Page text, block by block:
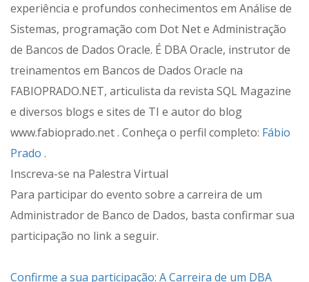
experiência e profundos conhecimentos em Análise de
Sistemas, programação com Dot Net e Administração
de Bancos de Dados Oracle. É DBA Oracle, instrutor de
treinamentos em Bancos de Dados Oracle na
FABIOPRADO.NET, articulista da revista SQL Magazine
e diversos blogs e sites de TI e autor do blog
www.fabioprado.net . Conheça o perfil completo: Fábio
Prado .
Inscreva-se na Palestra Virtual
Para participar do evento sobre a carreira de um
Administrador de Banco de Dados, basta confirmar sua
participação no link a seguir.
Confirme a sua participação: A Carreira de um DBA